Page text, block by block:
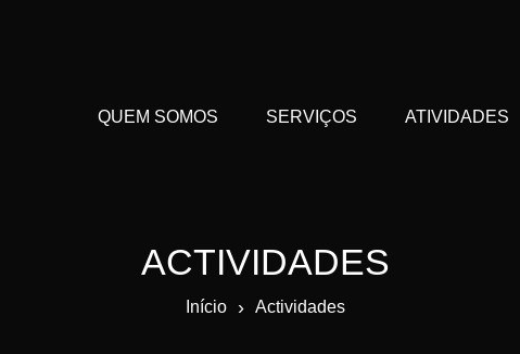
QUEM SOMOS SERVIÇOS ATIVIDADES
ACTIVIDADES
Início › Actividades